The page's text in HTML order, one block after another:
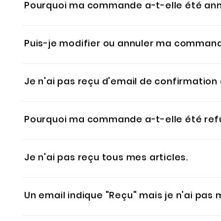
Pourquoi ma commande a-t-elle été
commande. Si vous avez payé par carte, le
Puis-je modifier ou annuler ma
de valider l’achat. Si vous devez retourner un
Je n'ai pas reçu d'email de confirmation
d'informations.
Pourquoi ma commande a-t-elle été
d'effectuer le paiement. Veuillez contacter celui-ci
Je n'ai pas reçu tous mes articles.
d'expédition de votre commande ou dans votre
Un email indique "Reçu" mais je n'ai pas